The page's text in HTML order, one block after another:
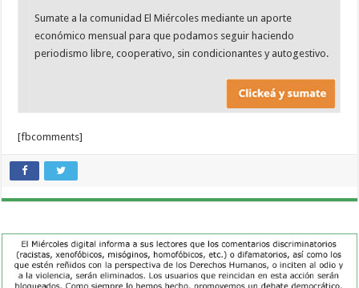
Sumate a la comunidad El Miércoles mediante un aporte
económico mensual para que podamos seguir haciendo
periodismo libre, cooperativo, sin condicionantes y autogestivo.
[fbcomments]